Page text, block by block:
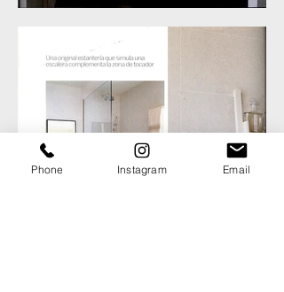
Phone Instagram Email